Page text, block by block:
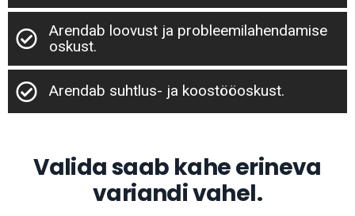
Arendab loovust ja probleemilahendamise
oskust.
Arendab suhtlus- ja koostööoskust.
Valida saab kahe erineva
variandi vahel.